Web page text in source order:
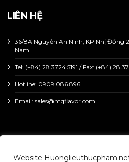
Website
LIÊN HỆ
36/8A Nguyễn An Ninh, KP Nhị Đồng
Nam
Tel: (+84) 28 3724 5191 / Fax: (+84) 28
Hotline: 0909 086 896
Email: sales@mqflavor.com
Copyright © 2023